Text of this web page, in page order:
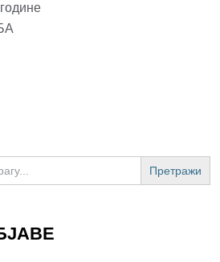
године